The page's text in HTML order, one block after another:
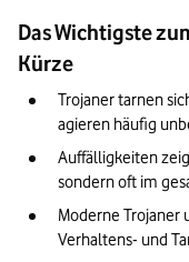
Schadprogramm
So testen Sie Ihre
Checkliste:
Unser Fazit:
Das Wichtigste
Kürze
Trojaner tarnen
agieren häufig
Auffälligkeiten
sondern oft im
Moderne Trojaner
Verhaltens- und